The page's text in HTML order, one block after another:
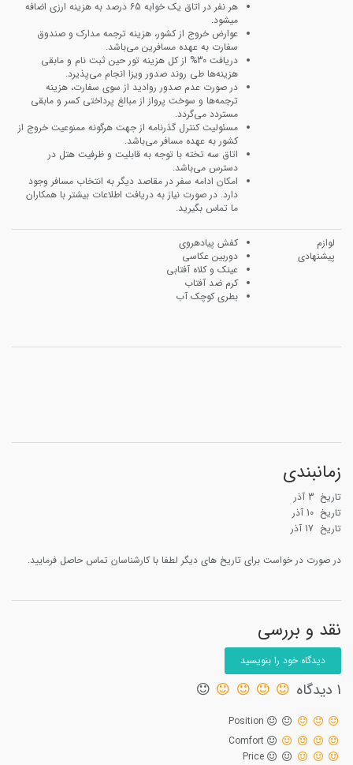
هر نفر در اتاق یک خوابه 65 درصد به هزینه ارزی اضافه
میشود.
عوارض خروج از کشور، هزینه ترجمه مدارک و صندوق
سفارت به عهده مسافرین می‌باشد.
دریافت 30% از کل هزینه تور حین ثبت نام و مابقی
هزینه‌ها طی روند صدور ویزا انجام می‌پذیرد.
در صورت عدم صدور روادید از سوی سفارت، هزینه
ترجمه‌ها و سوخت پرواز از مبالغ پرداختی کسر و مابقی
مستردد می‌گردد.
مسئولیت کنترل گذرنامه از جهت هرگونه ممنوعیت خروج از
کشور به عهده مسافر می‌باشد.
اتاق سه تخته با توجه به قابلیت و ظرفیت هتل در
دسترس می‌باشد.
امکان ادامه سفر در مقاصد دیگر به انتخاب مسافر وجود
دارد. در صورت نیاز به دریافت اطلاعات بیشتر با همکاران
ما تماس بگیرید.
لوازم
پیشنهادی
کفش پیاده‎ر‎وی
دوربین عکاسی
عینک و کلاه آفتابی
کرم ضد آفتاب
بطری کوچک آب
زمانبندی
تاریخ 3 آذر
تاریخ 10 آذر
تاریخ 17 آذر
در صورت در خواست برای تاریخ های دیگر لطفا با کارشناسان تماس حاصل فرمایید.
نقد و بررسی
دیدگاه خود را بنویسید
1 دیدگاه
Position
Comfort
Price